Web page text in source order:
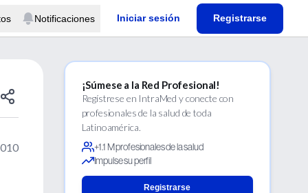
Notificaciones Iniciar sesión Registrarse
¡Súmese a la Red Profesional!
Regístrese en IntraMed y conecte con
profesionales de la salud de toda
Latinoamérica.
+1.1 M profesionales de la salud
Impulse su perfil
Registrarse